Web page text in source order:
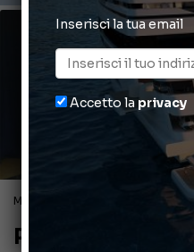
Maggio 30, 2018
Presentati a
Inserisci la tua email
Accetto la privacy